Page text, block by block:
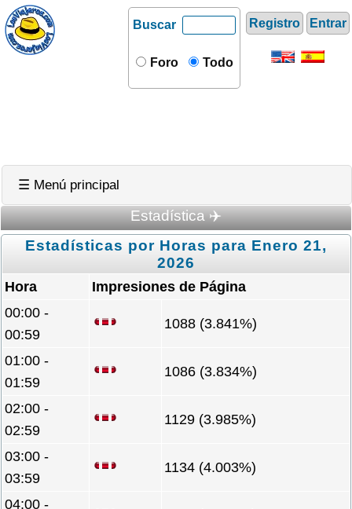
Registro Entrar
Buscar
Foro Todo
☰ Menú principal
Estadística ✈️
Estadísticas por Horas para Enero 21,
2026
Hora
Impresiones de Página
00:00 -
00:59
1088 (3.841%)
01:00 -
01:59
1086 (3.834%)
02:00 -
02:59
1129 (3.985%)
03:00 -
03:59
1134 (4.003%)
04:00 -